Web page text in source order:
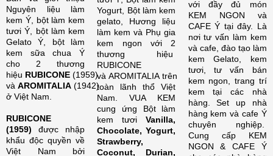
Nguyên liệu làm
kem Ý, bột làm kem
tươi Ý, bột làm kem
Gelato Ý, bột làm
kem sữa chua Ý
cho 2 thương
hiệu RUBICONE (1959)
và AROMITALIA (1942)
ở Việt Nam.
RUBICONE
(1959) được nhập
khẩu độc quyền về
Việt Nam bởi
Yogurt, Bột làm kem
gelato, Hương liệu
làm kem và Phụ gia
kem ngon với 2
thương hiệu
RUBICONE
và AROMITALIA trên
toàn lãnh thổ Việt
Nam. VUA KEM
cung ứng Bột làm
kem tươiVanilla,
Chocolate, Yogurt,
Strawberry,
Coconut, Durian,
với đầy đủ món
KEM NGON và
CAFE Ý tại đây. Là
nơi tư vấn làm kem
và cafe, đào tạo làm
kem Gelato, kem
tươi, tư vấn bán
kem ngon, trang trí
kem tại các nhà
hàng. Set up nhà
hàng kem và cafe Ý
chuyên nghiệp.
Cung cấp KEM
NGON & CAFE Ý